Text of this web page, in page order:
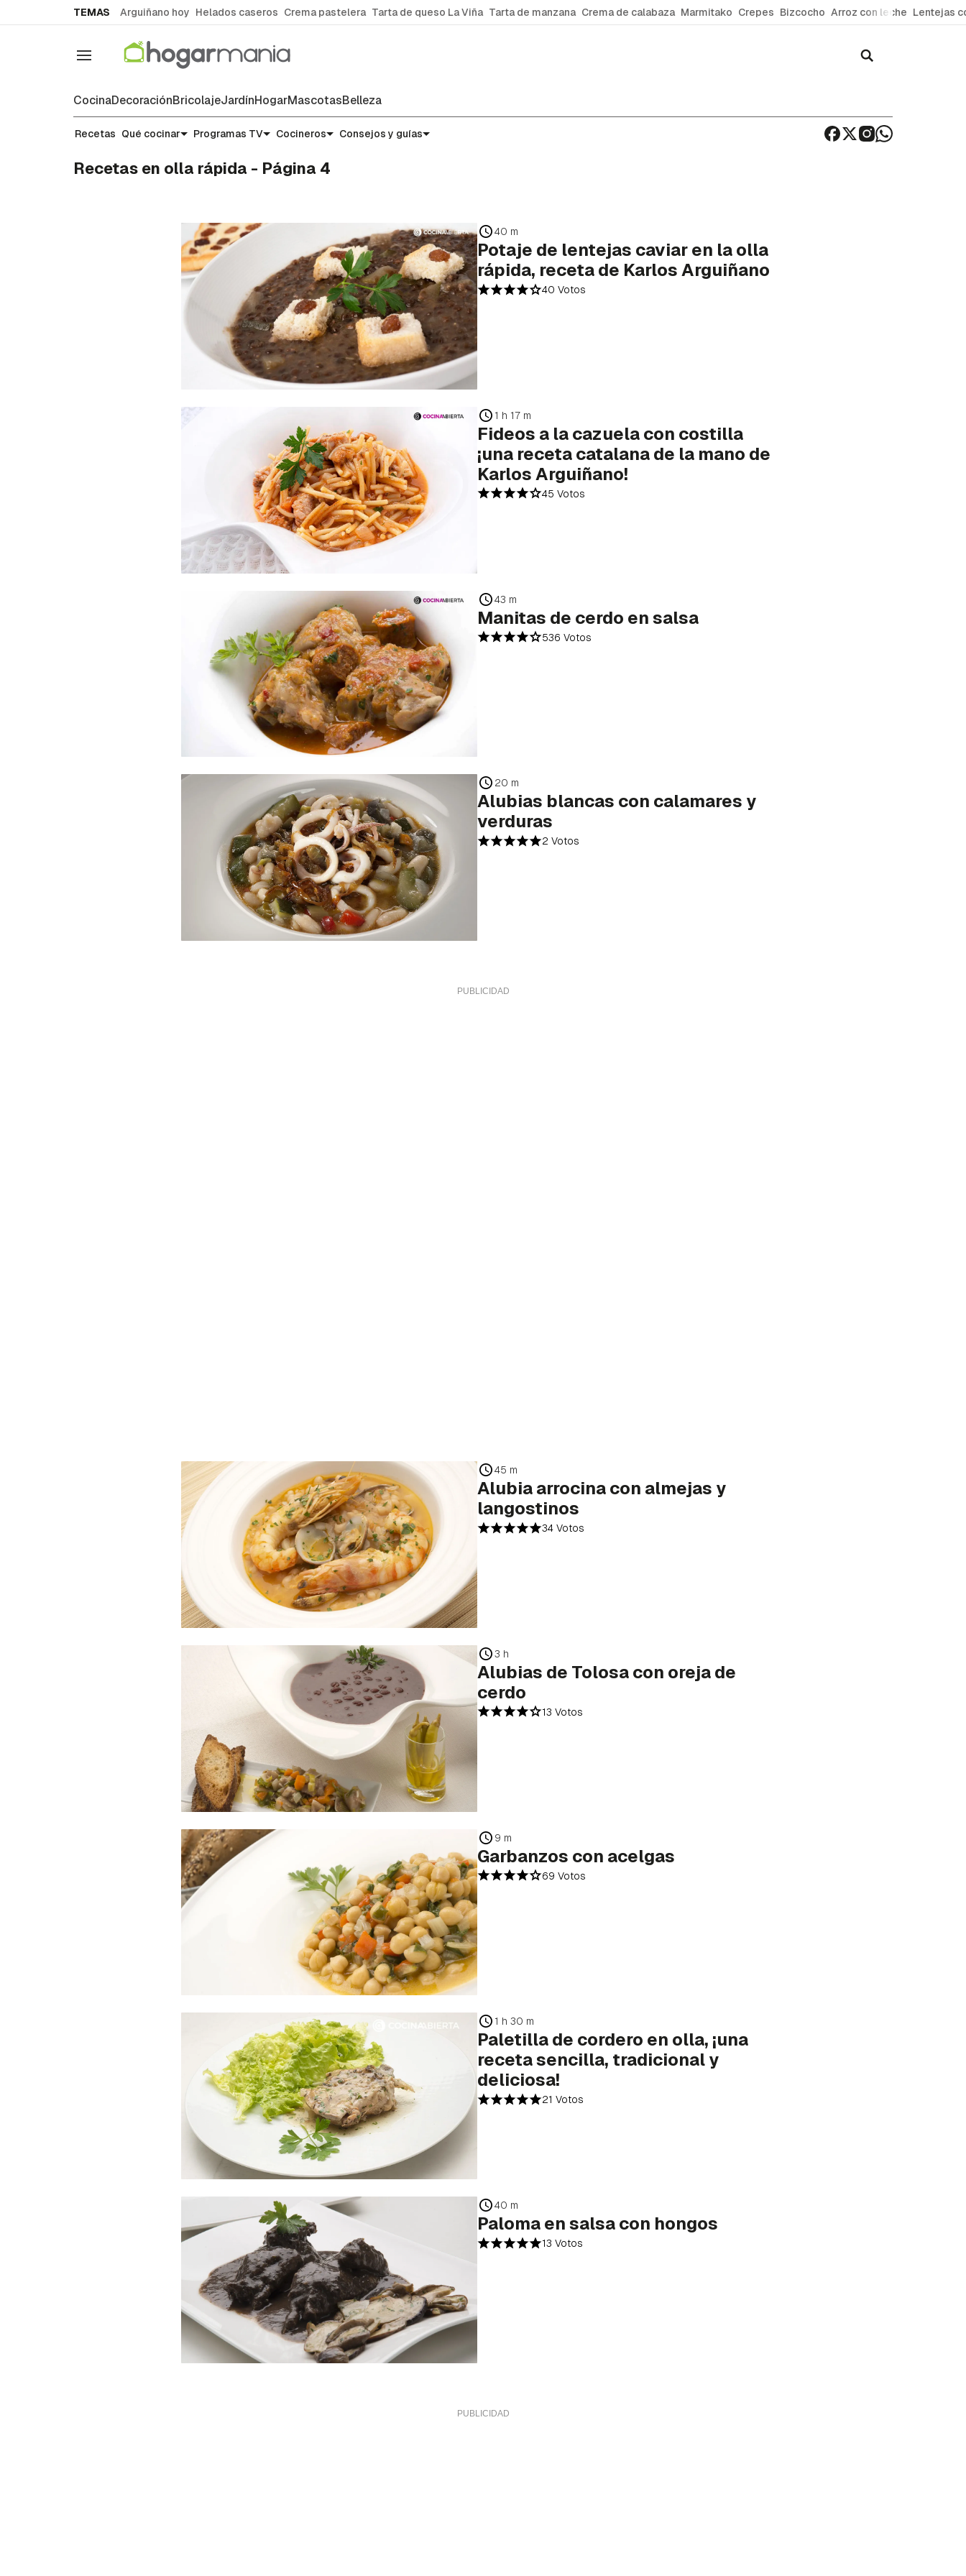
TEMAS Arguiñano hoy Helados caseros Crema pastelera Tarta de queso La Viña Tarta de manzana Crema de calabaza Marmitako Crepes Bizcocho Arroz con leche Lentejas
Navegación
CocinaDecoraciónBricolajeJardínHogarMascotasBelleza
Recetas Qué cocinar Programas TV Cocineros Consejos y guías
Recetas en olla rápida - Página 4
40 m
Potaje de lentejas caviar en la olla
rápida, receta de Karlos Arguiñano
40 Votos
1 h 17 m
Fideos a la cazuela con costilla
¡una receta catalana de la mano de
Karlos Arguiñano!
45 Votos
43 m
Manitas de cerdo en salsa
536 Votos
20 m
Alubias blancas con calamares y
verduras
2 Votos
45 m
Alubia arrocina con almejas y
langostinos
34 Votos
3 h
Alubias de Tolosa con oreja de
cerdo
13 Votos
9 m
Garbanzos con acelgas
69 Votos
1 h 30 m
Paletilla de cordero en olla, ¡una
receta sencilla, tradicional y
deliciosa!
21 Votos
40 m
Paloma en salsa con hongos
13 Votos